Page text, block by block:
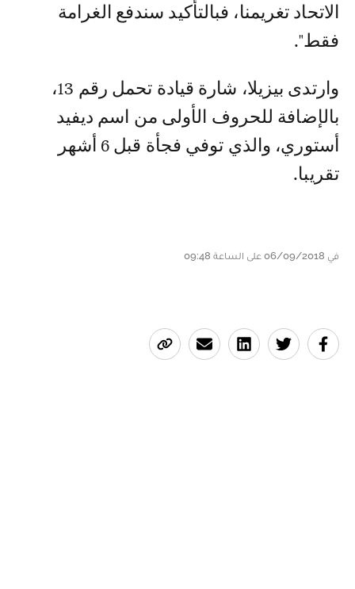
الاتحاد تغريمنا، فبالتأكيد سندفع الغرامة
فقط".
وارتدى بيزيلا، شارة قيادة تحمل رقم 13،
بالإضافة للحروف الأولى من اسم ديفيد
أستوري، والذي توفي فجأة قبل 6 أشهر
تقريبا.
في 06/09/2018 على الساعة 09:48